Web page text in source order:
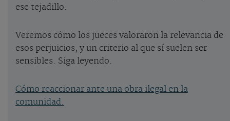
ese tejadillo.
Veremos cómo los jueces valoraron la relevancia de
esos perjuicios, y un criterio al que sí suelen ser
sensibles. Siga leyendo.
Cómo reaccionar ante una obra ilegal en la
comunidad.